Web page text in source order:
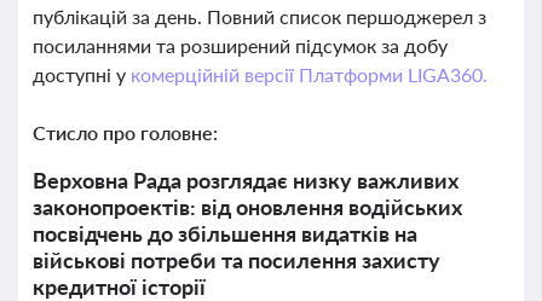
публікацій за день. Повний список першоджерел з
посиланнями та розширений підсумок за добу
доступні у комерційній версії Платформи LIGA360.
Стисло про головне:
Верховна Рада розглядає низку важливих
законопроектів: від оновлення водійських
посвідчень до збільшення видатків на
військові потреби та посилення захисту
кредитної історії